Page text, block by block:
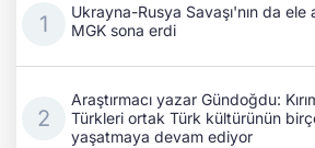
Ukrayna-Rusya Savaşı'nın da ele
MGK sona erdi
Araştırmacı yazar Gündoğdu:
Türkleri ortak Türk kültürünün
yaşatmaya devam ediyor